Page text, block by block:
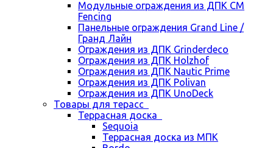
Модульные ограждения из ДПК CM
Fencing
Панельные ограждения Grand Line /
Гранд Лайн
Ограждения из ДПК Grinderdeco
Ограждения из ДПК Holzhof
Ограждения из ДПК Nautic Prime
Ограждения из ДПК Polivan
Ограждения из ДПК UnoDeck
Товары для терасс
Террасная доска
Sequoia
Террасная доска из МПК